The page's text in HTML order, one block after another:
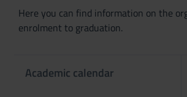
Here you can find information on the
enrolment to graduation.
Academic calendar